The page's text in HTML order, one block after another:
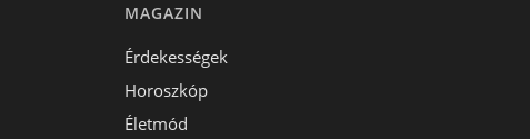
MAGAZIN
Érdekességek
Horoszkóp
Életmód